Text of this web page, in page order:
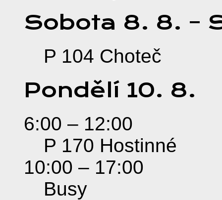
Sobota 8. 8. –
P 104 Choteč
Pondělí 10. 8.
6:00 – 12:00
P 170 Hostinné
10:00 – 17:00
Busy